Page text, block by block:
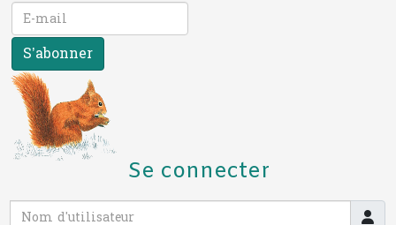
S’abonner
Se connecter
Nom d'utilisateur